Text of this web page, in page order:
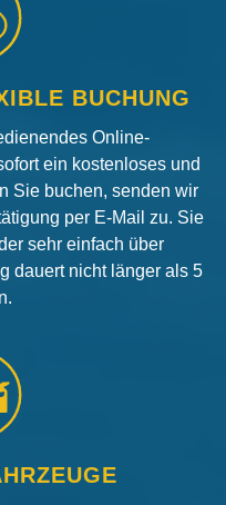
BUCHUNG
Online-
ein kostenloses und
Sie buchen, senden wir
per E-Mail zu. Sie
sehr einfach über
dauert nicht länger als 5